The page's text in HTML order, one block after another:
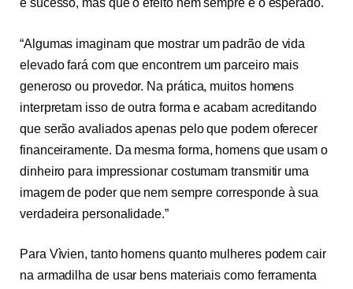
e sucesso, mas que o efeito nem sempre é o esperado.
“Algumas imaginam que mostrar um padrão de vida
elevado fará com que encontrem um parceiro mais
generoso ou provedor. Na prática, muitos homens
interpretam isso de outra forma e acabam acreditando
que serão avaliados apenas pelo que podem oferecer
financeiramente. Da mesma forma, homens que usam o
dinheiro para impressionar costumam transmitir uma
imagem de poder que nem sempre corresponde à sua
verdadeira personalidade.”
Para Vìvien, tanto homens quanto mulheres podem cair
na armadilha de usar bens materiais como ferramenta